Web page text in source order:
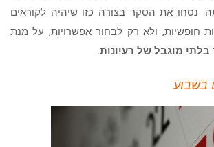
נסחו את הסקר בצורה כזו שיהיה לקוראים
חופשיות, ולא רק לבחור אפשרויות, על מנת
מוגבל של רעיונות.
בשבוע